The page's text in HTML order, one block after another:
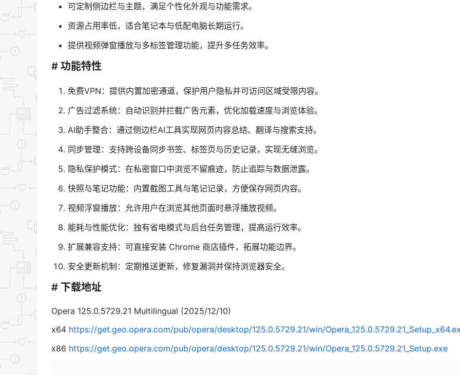
可定制侧边栏与主题，满足个性化外观与功能需求。
资源占用率低，适合笔记本与低配电脑长期运行。
提供视频弹窗播放与多标签管理功能，提升多任务效率。
# 功能特性
免费VPN：提供内置加密通道，保护用户隐私并可访问区域受限内容。
广告过滤系统：自动识别并拦截广告元素，优化加载速度与浏览体验。
AI助手整合：通过侧边栏AI工具实现网页内容总结、翻译与搜索支持。
同步管理：支持跨设备同步书签、标签页与历史记录，实现无缝浏览。
隐私保护模式：在私密窗口中浏览不留痕迹，防止追踪与数据泄露。
快照与笔记功能：内置截图工具与笔记记录，方便保存网页内容。
视频浮窗播放：允许用户在浏览其他页面时悬浮播放视频。
能耗与性能优化：独有省电模式与后台任务管理，提高运行效率。
扩展兼容支持：可直接安装 Chrome 商店插件，拓展功能边界。
安全更新机制：定期推送更新，修复漏洞并保持浏览器安全。
# 下载地址
Opera 125.0.5729.21 Multilingual (2025/12/10)
x64 https://get.geo.opera.com/pub/opera/desktop/125.0.5729.21/win/
x86 https://get.geo.opera.com/pub/opera/desktop/125.0.5729.21/win/Opera_125.0.5729.21_Setup.exe